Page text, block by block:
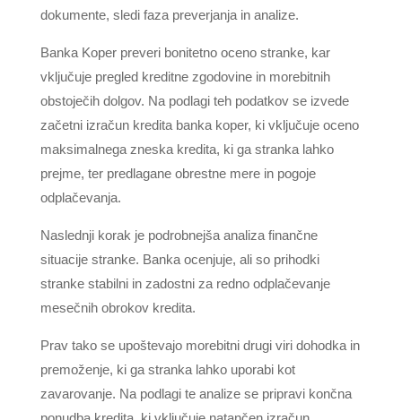
dokumente, sledi faza preverjanja in analize.
Banka Koper preveri bonitetno oceno stranke, kar
vključuje pregled kreditne zgodovine in morebitnih
obstoječih dolgov. Na podlagi teh podatkov se izvede
začetni izračun kredita banka koper, ki vključuje oceno
maksimalnega zneska kredita, ki ga stranka lahko
prejme, ter predlagane obrestne mere in pogoje
odplačevanja.
Naslednji korak je podrobnejša analiza finančne
situacije stranke. Banka ocenjuje, ali so prihodki
stranke stabilni in zadostni za redno odplačevanje
mesečnih obrokov kredita.
Prav tako se upoštevajo morebitni drugi viri dohodka in
premoženje, ki ga stranka lahko uporabi kot
zavarovanje. Na podlagi te analize se pripravi končna